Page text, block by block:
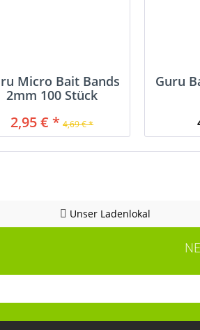
Micro Bait Bands
2mm 100 Stück
2,95 € * 4,69 € *
Guru
Unser Ladenlokal